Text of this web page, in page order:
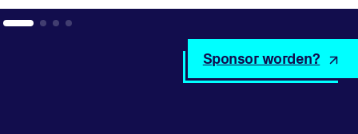
Sponsor worden?